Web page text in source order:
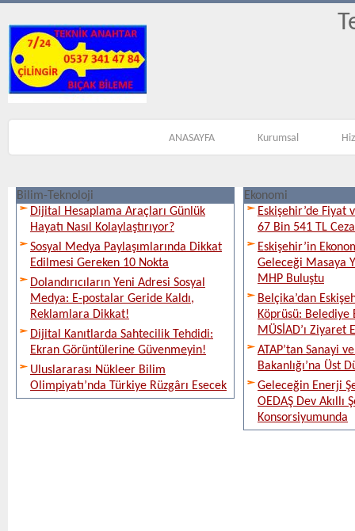
ANASAYFA Kurumsal
Bilim-Teknoloji
Dijital Hesaplama Araçları Günlük
Hayatı Nasıl Kolaylaştırıyor?
Sosyal Medya Paylaşımlarında Dikkat
Edilmesi Gereken 10 Nokta
Dolandırıcıların Yeni Adresi Sosyal
Medya: E-postalar Geride Kaldı,
Reklamlara Dikkat!
Dijital Kanıtlarda Sahtecilik Tehdidi:
Ekran Görüntülerine Güvenmeyin!
Uluslararası Nükleer Bilim
Olimpiyatı’nda Türkiye Rüzgârı Esecek
Ekonomi
Eskişehir’de Fiyat
67 Bin 541 TL
Eskişehir’in
Geleceği Masaya
MHP Buluştu
Belçika’dan
Köprüsü: Belediye
MÜSİAD’ı Ziyaret
ATAP’tan Sanayi
Bakanlığı’na Üst
Geleceğin Enerji
OEDAŞ Dev Akıllı
Konsorsiyumunda